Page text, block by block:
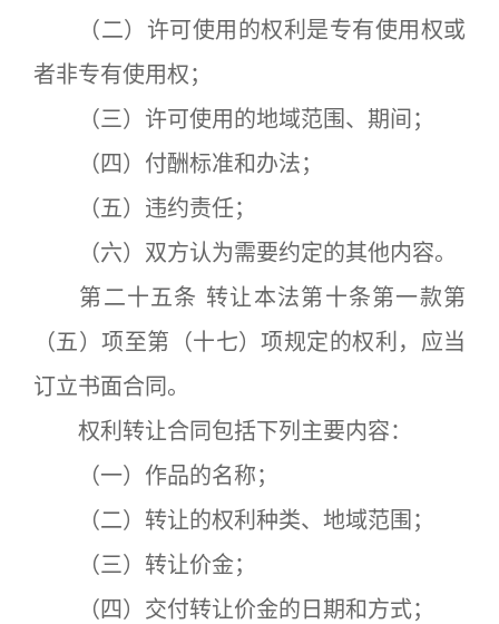
（二）许可使用的权利是专有使用权或
者非专有使用权；
（三）许可使用的地域范围、期间；
（四）付酬标准和办法；
（五）违约责任；
（六）双方认为需要约定的其他内容。
第二十五条 转让本法第十条第一款第
（五）项至第（十七）项规定的权利，应当
订立书面合同。
权利转让合同包括下列主要内容：
（一）作品的名称；
（二）转让的权利种类、地域范围；
（三）转让价金；
（四）交付转让价金的日期和方式；